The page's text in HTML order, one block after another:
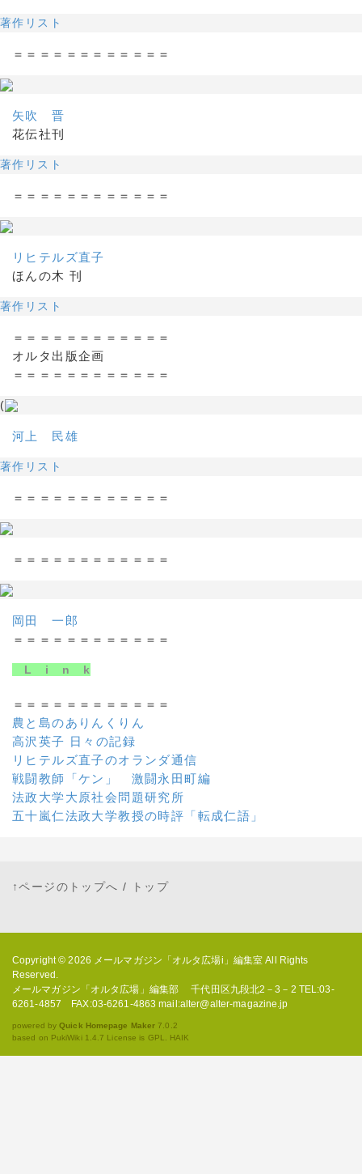
著作リスト
＝＝＝＝＝＝＝＝＝＝＝＝
矢吹 晋
花伝社刊
著作リスト
＝＝＝＝＝＝＝＝＝＝＝＝
リヒテルズ直子
ほんの木 刊
著作リスト
＝＝＝＝＝＝＝＝＝＝＝＝
オルタ出版企画
＝＝＝＝＝＝＝＝＝＝＝＝
(
河上 民雄
著作リスト
＝＝＝＝＝＝＝＝＝＝＝＝
＝＝＝＝＝＝＝＝＝＝＝＝
岡田 一郎
＝＝＝＝＝＝＝＝＝＝＝＝
L i n k
＝＝＝＝＝＝＝＝＝＝＝＝
農と島のありんくりん
高沢英子 日々の記録
リヒテルズ直子のオランダ通信
戦闘教師「ケン」 激闘永田町編
法政大学大原社会問題研究所
五十嵐仁法政大学教授の時評「転成仁語」
↑ページのトップへ / トップ
Copyright © 2026 メールマガジン「オルタ広場i」編集室 All Rights
Reserved.
メールマガジン「オルタ広場」編集部 千代田区九段北2－3－2 TEL:03-
6261-4857 FAX:03-6261-4863 mail:alter@alter-magazine.jp
powered byQuick Homepage Maker 7.0.2
based on PukiWiki 1.4.7 License is GPL. HAIK